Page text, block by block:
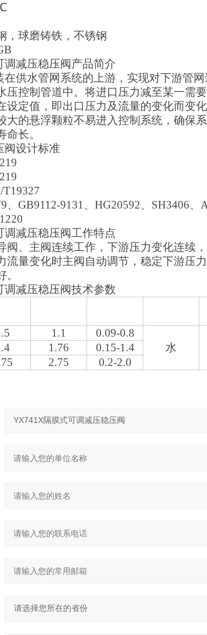
，球磨铸铁，不锈钢
减压稳压阀产品简介
供水管网系统的上游，实现对下游管
压控制管道中。将进口压力减至某一需
设定值，即出口压力及流量的变化而变
大的悬浮颗粒不易进入控制系统，确保
长。
阀设计标准
、GB9112-9131、HG20592、SH3406、
减压稳压阀工作特点
阀、主阀连续工作，下游压力变化连续
流量变化时主阀自动调节，稳定下游压
减压稳压阀技术参数
1.1
0.09-0.8
水
1.76
0.15-1.4
2.75 0.2-2.0